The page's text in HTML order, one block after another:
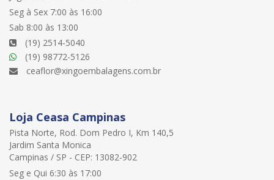
Seg à Sex 7:00 às 16:00
Sab 8:00 às 13:00
(19) 2514-5040
(19) 98772-5126
ceaflor@xingoembalagens.com.br
Loja Ceasa Campinas
Pista Norte, Rod. Dom Pedro I, Km 140,5
Jardim Santa Monica
Campinas / SP - CEP: 13082-902
Seg e Qui 6:30 às 17:00